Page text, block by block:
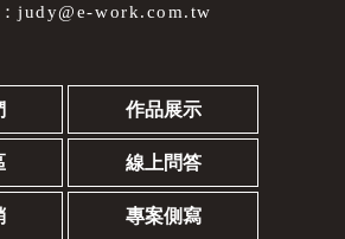
judy@e-work.com.tw
作品展示
線上問答
專案側寫